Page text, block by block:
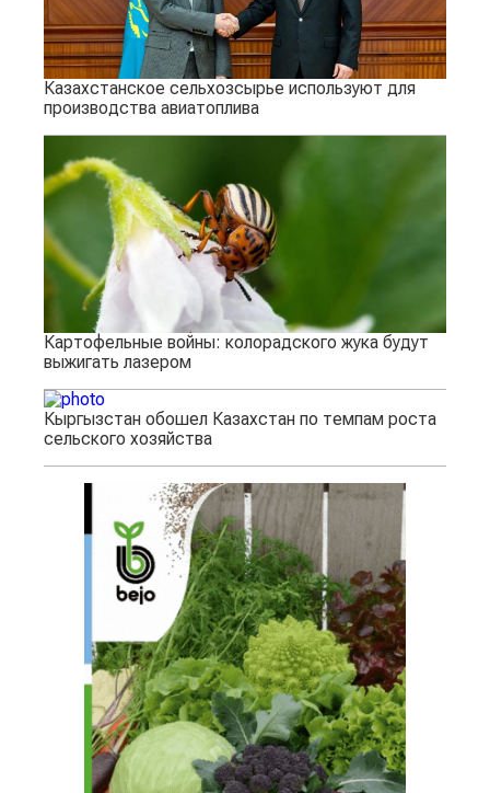
Казахстанское сельхозсырье используют для
производства авиатоплива
Картофельные войны: колорадского жука будут
выжигать лазером
Кыргызстан обошел Казахстан по темпам роста
сельского хозяйства